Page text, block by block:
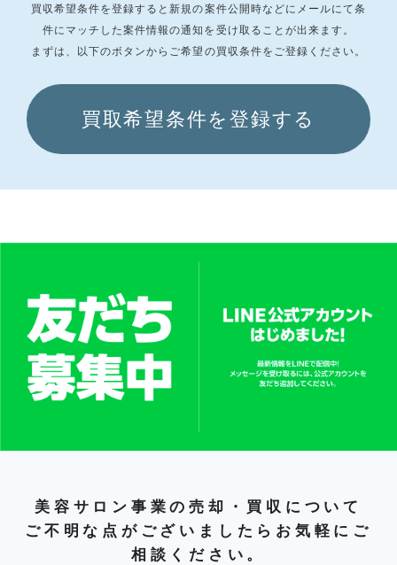
買収希望条件を登録すると新規の案件公開時などにメールにて条
件にマッチした案件情報の通知を受け取ることが出来ます。
まずは、以下のボタンからご希望の買収条件をご登録ください。
買取希望条件を登録する
美容サロン事業の売却・買収について
ご不明な点がございましたらお気軽にご
相談ください。